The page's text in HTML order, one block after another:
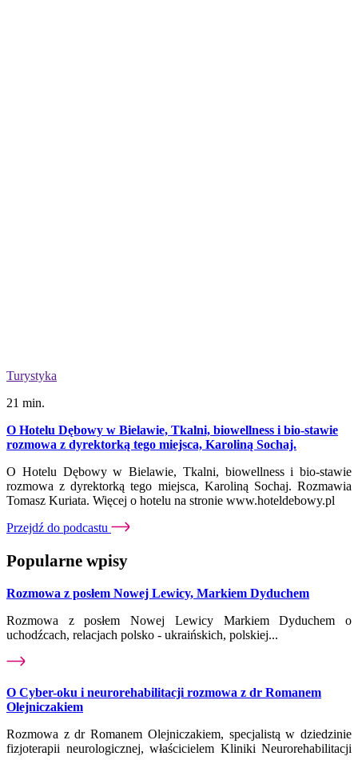
Turystyka
21 min.
O Hotelu Dębowy w Bielawie, Tkalni, biowellness i bio-stawie
rozmowa z dyrektorką tego miejsca, Karoliną Sochaj.
O Hotelu Dębowy w Bielawie, Tkalni, biowellness i bio-stawie
rozmowa z dyrektorką tego miejsca, Karoliną Sochaj. Rozmawia
Tomasz Kuriata. Więcej o hotelu na stronie www.hoteldebowy.pl
Przejdź do podcastu
Popularne wpisy
Rozmowa z posłem Nowej Lewicy, Markiem Dyduchem
Rozmowa z posłem Nowej Lewicy Markiem Dyduchem o
uchodźcach, relacjach polsko - ukraińskich, polskiej...
O Cyber-oku i neurorehabilitacji rozmowa z dr Romanem
Olejniczakiem
Rozmowa z dr Romanem Olejniczakiem, specjalistą w dziedzinie
fizjoterapii neurologicznej, właścicielem Kliniki Neurorehabilitacji